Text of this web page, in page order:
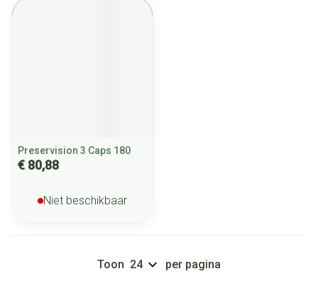
Preservision 3 Caps 180
€ 80,88
Niet beschikbaar
Toon per pagina